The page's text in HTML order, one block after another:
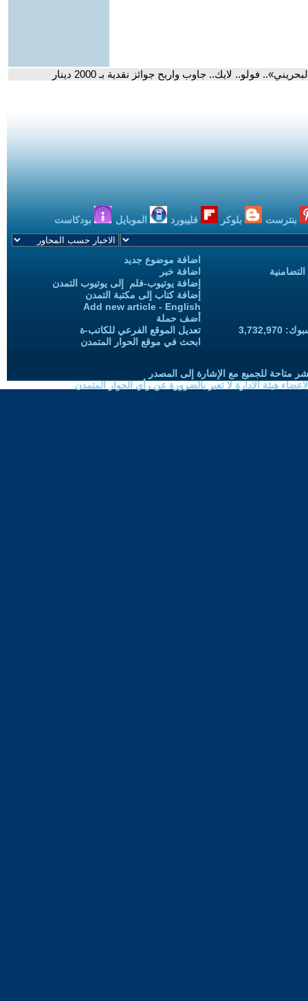
فولو.. لايك.. جاوب واربح جوائز نقدية بـ 2000 دينار
بنترست بلوكر فليبورد الموبايل بودكاست
اضافة موضوع جديد
اضافة خبر
إضافة يوتيوب-فلم إلى يوتيوب التمدن
إضافة كتاب إلى مكتبة التمدن
Add new article - English
أضف حملة
تعديل الموقع الفرعي للكاتب-ة
ابحث في موقع الحوار المتمدن
متاحة للجميع مع الإشارة إلى المصدر
هيئة الادارة لا تعبر بالضرورة عن رأي الحوار المتمدن